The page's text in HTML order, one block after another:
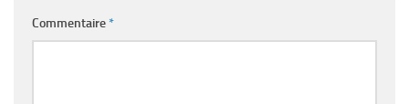
Commentaire*